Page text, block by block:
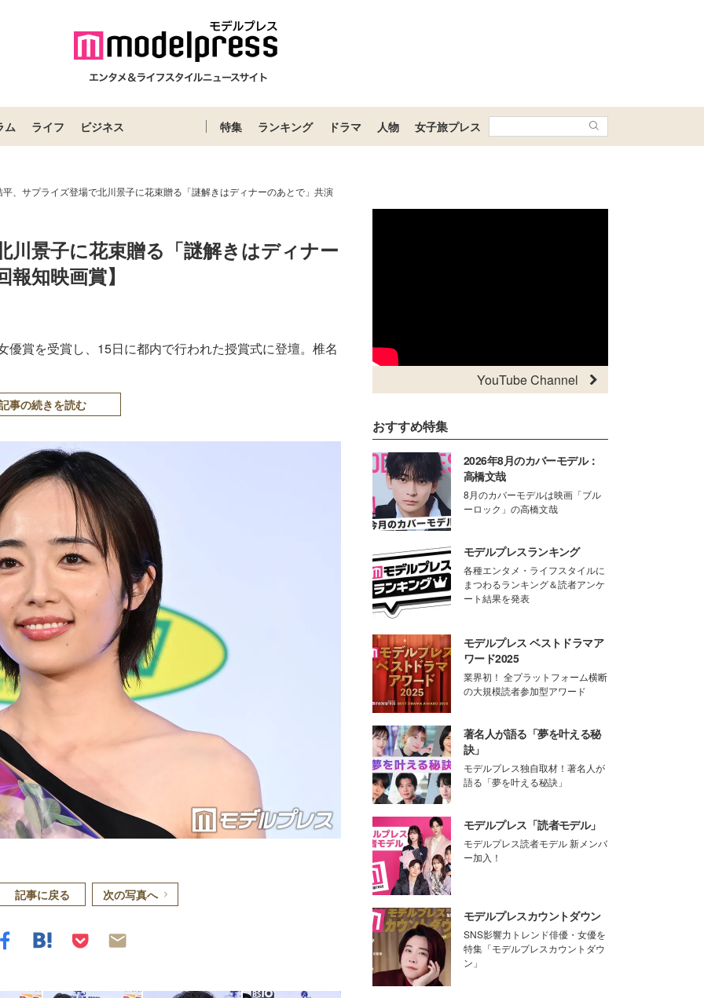
ム ライフ ビジネス 特集 ランキング ドラマ 人物 女子旅プレス
平、サプライズ登場で北川景子に花束贈る「謎解きはディナーのあとで」共演
川景子に花束贈る「謎解きはディナー
知映画賞】
賞を受賞し、15日に都内で行われた授賞式に登壇。椎名
事の続きを読む
記事に戻る 次の写真へ
YouTube Channel
おすすめ特集
2026年8月のカバーモデル：
高橋文哉
8月のカバーモデルは映画「ブル
ーロック」の高橋文哉
モデルプレスランキング
各種エンタメ・ライフスタイルに
まつわるランキング＆読者アンケ
ート結果を発表
モデルプレス ベストドラマア
ワード2025
業界初！ 全プラットフォーム横断
の大規模読者参加型アワード
著名人が語る「夢を叶える秘
訣」
モデルプレス独自取材！著名人が
語る「夢を叶える秘訣」
モデルプレス「読者モデル」
モデルプレス読者モデル 新メンバ
ー加入！
モデルプレスカウントダウン
SNS影響力トレンド俳優・女優を
特集「モデルプレスカウントダウ
ン」